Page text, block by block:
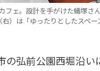
フェ。設計を手がけた蟻塚
）は「ゆったりとしたスペー
弘前公園西堀沿い